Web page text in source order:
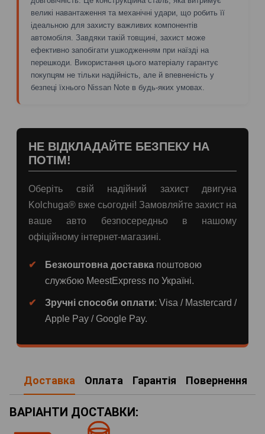
великі навантаження та механічні удари, що робить її
ідеальною для захисту важливих компонентів
автомобіля. Завдяки такій товщині, захист може
ефективно запобігати ушкодженням при наїзді на
перешкоди. Використання цього матеріалу гарантує
покупцям не тільки надійність, але й впевненість у
безпеці їхнього Nissan Note в будь-яких умовах.
НЕ ВІДКЛАДАЙТЕ БЕЗПЕКУ НА
ПОТІМ!
Оберіть свій надійний захист двигуна
Kolchuga® вже сьогодні! Замовляйте захист на
ваше авто безпосередньо в нашому
офіційному інтернет-магазині.
Безкоштовна доставка поштовою
службою MeestExpress по Україні.
Зручні способи оплати: Visa / Mastercard /
Apple Pay / Google Pay.
Доставка Оплата Гарантія Повернення
ВАРІАНТИ ДОСТАВКИ: